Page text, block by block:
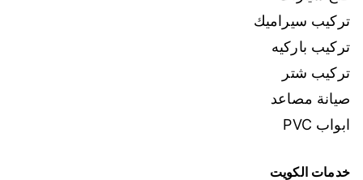
تركيب سيراميك
تركيب باركيه
تركيب شتر
صيانة مصاعد
ابواب PVC
خدمات الكويت